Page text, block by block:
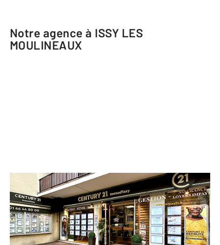
Notre agence à ISSY LES
MOULINEAUX
CENTURY 21 Immod'Issy
36 Avenue Victor Cresson
ISSY LES MOULINEAUX - 92130